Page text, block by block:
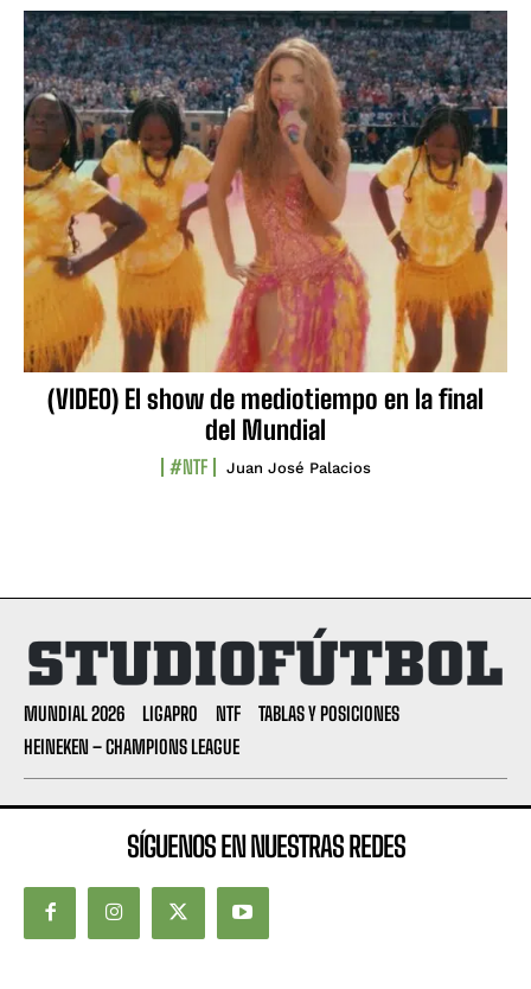
(VIDEO) El show de mediotiempo en la final
del Mundial
#NTF Juan José Palacios
MUNDIAL 2026 LIGAPRO NTF
TABLAS Y POSICIONES
HEINEKEN – CHAMPIONS LEAGUE
SÍGUENOS EN NUESTRAS REDES